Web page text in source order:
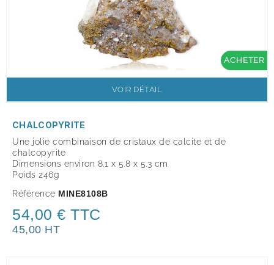
ACHETER
VOIR DÉTAIL
CHALCOPYRITE
Une jolie combinaison de cristaux de calcite et de
chalcopyrite
Dimensions environ 8.1 x 5.8 x 5.3 cm
Poids 246g
Référence MINE8108B
54,00 € TTC
45,00 HT